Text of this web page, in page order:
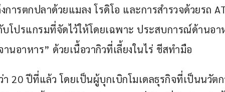
ารตกปลาด้วยแมลง โรดิโอ และการสำรวจด้วยรถ
บโปรแกรมที่จัดไว้ให้โดยเฉพาะ ประสบการณ์ด้านอ
อาหาร” ด้วยเนื้อวากิวที่เลี้ยงในไร่ ชีสทำมือ
า 20 ปีที่แล้ว โดยเป็นผู้บุกเบิกโมเดลธุรกิจที่เป็นนวัต